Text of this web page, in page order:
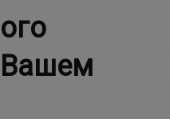
Вашем